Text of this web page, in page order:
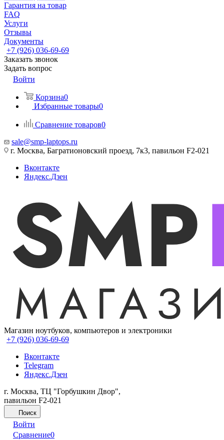
Гарантия на товар
FAQ
Услуги
Отзывы
Документы
+7 (926) 036-69-69
Заказать звонок
Задать вопрос
Войти
Корзина0
Избранные товары0
Сравнение товаров0
sale@smp-laptops.ru
г. Москва, Багратионовский проезд, 7к3, павильон F2-021
Вконтакте
Яндекс.Дзен
Магазин ноутбуков, компьютеров и электроники
+7 (926) 036-69-69
Вконтакте
Telegram
Яндекс.Дзен
г. Москва, ТЦ "Горбушкин Двор",
павильон F2-021
Поиск
Войти
Сравнение0